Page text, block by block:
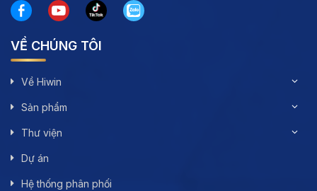
VỀ CHÚNG TÔI
Về Hiwin
Sản phẩm
Thư viện
Dự án
Hệ thống phân phối